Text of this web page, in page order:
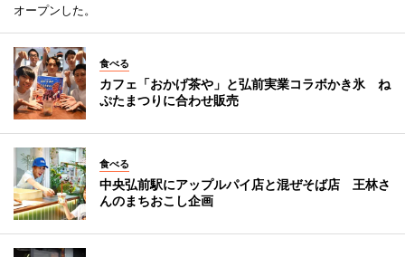
オープンした。
食べる
カフェ「おかげ茶や」と弘前実業コラボかき氷 ね
ぷたまつりに合わせ販売
食べる
中央弘前駅にアップルパイ店と混ぜそば店 王林さ
んのまちおこし企画